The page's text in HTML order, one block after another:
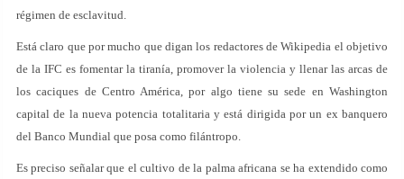
régimen de esclavitud.
Está claro que por mucho que digan los redactores de Wikipedia el objetivo
de la IFC es fomentar la tiranía, promover la violencia y llenar las arcas de
los caciques de Centro América, por algo tiene su sede en Washington
capital de la nueva potencia totalitaria y está dirigida por un ex banquero
del Banco Mundial que posa como filántropo.
Es preciso señalar que el cultivo de la palma africana se ha extendido como